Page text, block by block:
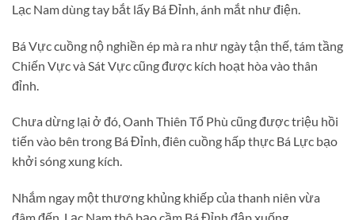
Lạc Nam dùng tay bắt lấy Bá Đỉnh, ánh mắt như điện.
Bá Vực cuồng nộ nghiền ép mà ra như ngày tận thế, tám tầng
Chiến Vực và Sát Vực cũng được kích hoạt hòa vào thân
đỉnh.
Chưa dừng lại ở đó, Oanh Thiên Tổ Phù cũng được triệu hồi
tiến vào bên trong Bá Đỉnh, điên cuồng hấp thực Bá Lực bạo
khởi sóng xung kích.
Nhắm ngay một thương khủng khiếp của thanh niên vừa